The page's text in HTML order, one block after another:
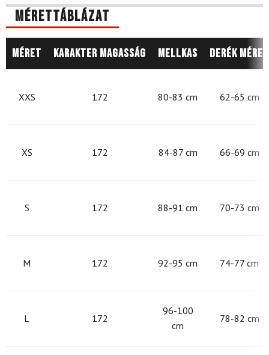
Mérettáblázat
Méret Karakter magasság Mellkas Derék méret
XXS 172 80-83 cm 62-65 cm
XS 172 84-87 cm 66-69 cm
S 172 88-91 cm 70-73 cm
M 172 92-95 cm 74-77 cm
L 172
96-100
cm
78-82 cm